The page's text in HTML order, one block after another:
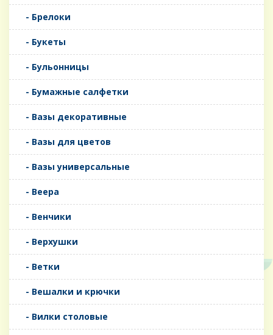
- Брелоки
- Букеты
- Бульонницы
- Бумажные салфетки
- Вазы декоративные
- Вазы для цветов
- Вазы универсальные
- Веера
- Венчики
- Верхушки
- Ветки
- Вешалки и крючки
- Вилки столовые